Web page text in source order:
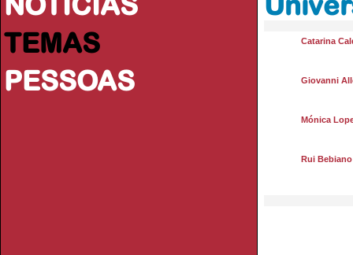
TEMAS
PESSOAS
Catarina
Giovanni
Mónica
Rui Bebiano